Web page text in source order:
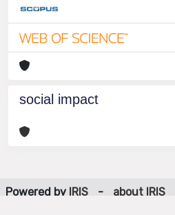
social impact
Powered by IRIS - about IRIS